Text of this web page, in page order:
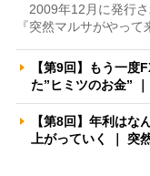
2009年12月に発行さ
『突然マルサがやっ
【第9回】もう一
た”ヒミツのお金”
【第8回】年利は
上がっていく ｜ 突